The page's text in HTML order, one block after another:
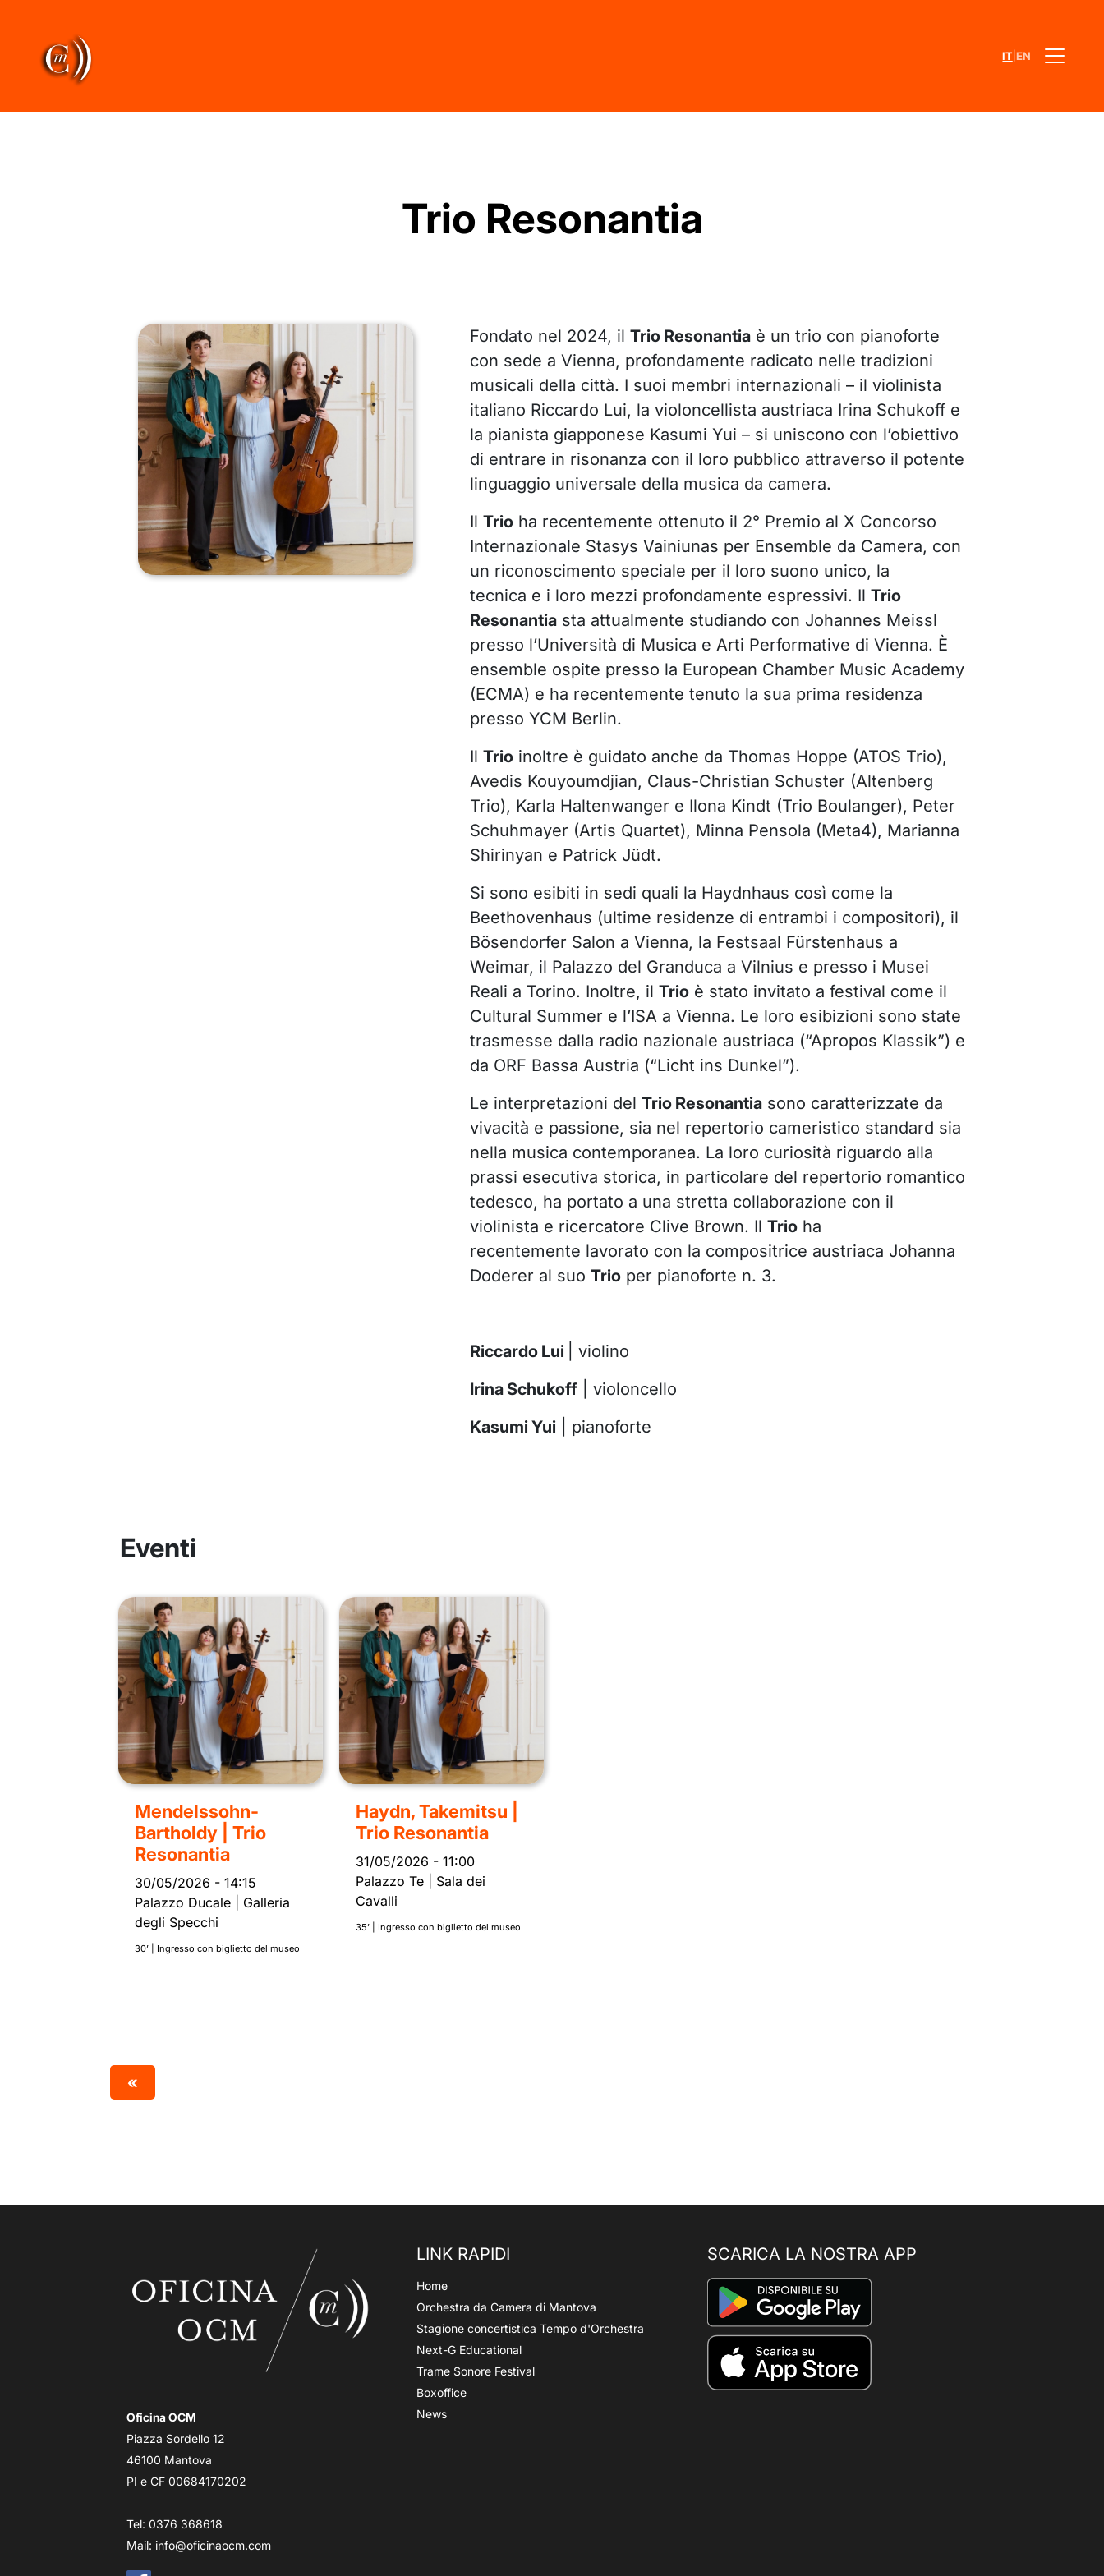
IT EN
Trio Resonantia
Fondato nel 2024, il Trio Resonantiaè un trio con pianoforte
con sede a Vienna, profondamente radicato nelle tradizioni
musicali della città. I suoi membri internazionali – il violinista
italiano Riccardo Lui, la violoncellista austriaca Irina Schukoff e
la pianista giapponese Kasumi Yui – si uniscono con l’obiettivo
di entrare in risonanza con il loro pubblico attraverso il potente
linguaggio universale della musica da camera.
Il Trioha recentemente ottenuto il 2° Premio al X Concorso
Internazionale Stasys Vainiunas per Ensemble da Camera, con
un riconoscimento speciale per il loro suono unico, la
tecnica e i loro mezzi profondamente espressivi. Il Trio
Resonantiasta attualmente studiando con Johannes Meissl
presso l’Università di Musica e Arti Performative di Vienna. È
ensemble ospite presso la European Chamber Music Academy
(ECMA) e ha recentemente tenuto la sua prima residenza
presso YCM Berlin.
Il Trioinoltre è guidato anche da Thomas Hoppe (ATOS Trio),
Avedis Kouyoumdjian, Claus-Christian Schuster (Altenberg
Trio), Karla Haltenwanger e Ilona Kindt (Trio Boulanger), Peter
Schuhmayer (Artis Quartet), Minna Pensola (Meta4), Marianna
Shirinyan e Patrick Jüdt.
Si sono esibiti in sedi quali la Haydnhaus così come la
Beethovenhaus (ultime residenze di entrambi i compositori), il
Bösendorfer Salon a Vienna, la Festsaal Fürstenhaus a
Weimar, il Palazzo del Granduca a Vilnius e presso i Musei
Reali a Torino. Inoltre, il Trioè stato invitato a festival come il
Cultural Summer e l’ISA a Vienna. Le loro esibizioni sono state
trasmesse dalla radio nazionale austriaca (“Apropos Klassik”) e
da ORF Bassa Austria (“Licht ins Dunkel”).
Le interpretazioni del Trio Resonantiasono caratterizzate da
vivacità e passione, sia nel repertorio cameristico standard sia
nella musica contemporanea. La loro curiosità riguardo alla
prassi esecutiva storica, in particolare del repertorio romantico
tedesco, ha portato a una stretta collaborazione con il
violinista e ricercatore Clive Brown. Il Trioha
recentemente lavorato con la compositrice austriaca Johanna
Doderer al suo Trioper pianoforte n. 3.
Riccardo Lui
| violino
Irina Schukoff| violoncello
Kasumi Yui| pianoforte
Eventi
Mendelssohn-
Bartholdy | Trio
Resonantia
30/05/2026 - 14:15
Palazzo Ducale | Galleria
degli Specchi
30’ | Ingresso con biglietto del museo
Haydn, Takemitsu |
Trio Resonantia
31/05/2026 - 11:00
Palazzo Te | Sala dei
Cavalli
35’ | Ingresso con biglietto del museo
«
Oficina OCM
Piazza Sordello 12
46100 Mantova
PI e CF 00684170202
Tel: 0376 368618
Mail: info@oficinaocm.com
LINK RAPIDI
Home
Orchestra da Camera di Mantova
Stagione concertistica Tempo d'Orchestra
Next-G Educational
Trame Sonore Festival
Boxoffice
News
SCARICA LA NOSTRA APP